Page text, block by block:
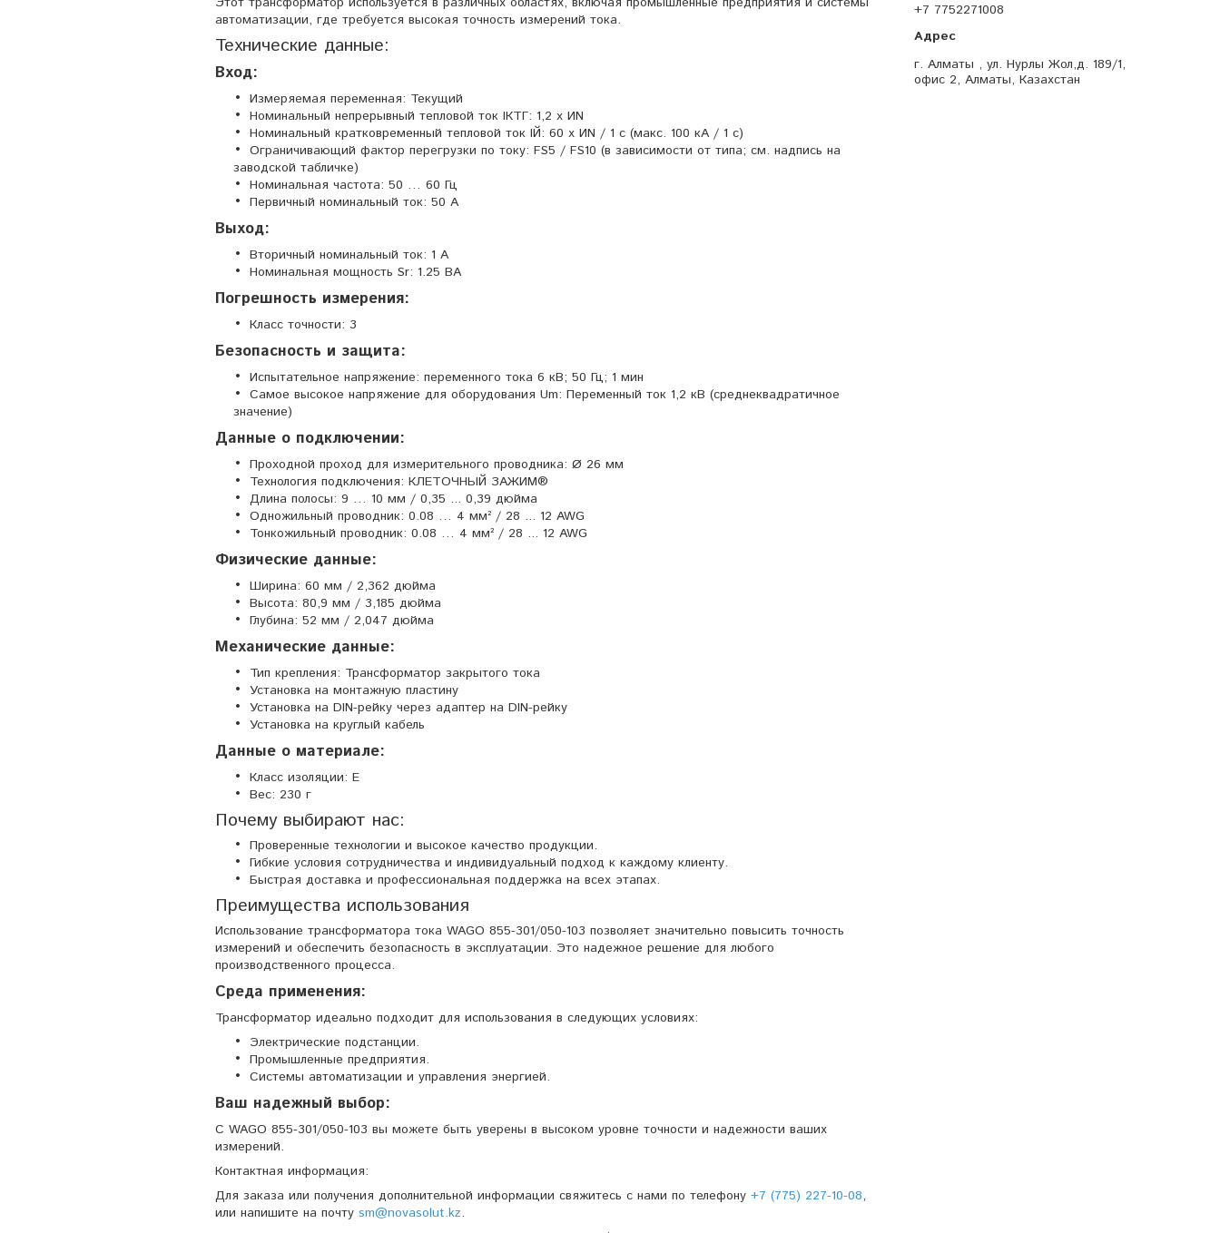
+7 7752271008
г. Алматы , ул. Нурлы Жол,д. 189/1,
офис 2, Алматы, Казахстан
автоматизации, где требуется высокая точность измерений тока.
Технические данные:
Вход:
Измеряемая переменная: Текущий
Номинальный непрерывный тепловой ток IКТГ: 1,2 х ИN
Номинальный кратковременный тепловой ток IЙ: 60 х ИN / 1 с (макс. 100 кА / 1 с)
Ограничивающий фактор перегрузки по току: FS5 / FS10 (в зависимости от типа; см. надпись на
заводской табличке)
Номинальная частота: 50 … 60 Гц
Первичный номинальный ток: 50 А
Выход:
Вторичный номинальный ток: 1 A
Номинальная мощность Sr: 1.25 ВА
Погрешность измерения:
Класс точности: 3
Безопасность и защита:
Испытательное напряжение: переменного тока 6 кВ; 50 Гц; 1 мин
Самое высокое напряжение для оборудования Um: Переменный ток 1,2 кВ (среднеквадратичное
значение)
Данные о подключении:
Проходной проход для измерительного проводника: Ø 26 мм
Технология подключения: КЛЕТОЧНЫЙ ЗАЖИМ®
Длина полосы: 9 … 10 мм / 0,35 ... 0,39 дюйма
Одножильный проводник: 0.08 … 4 мм² / 28 ... 12 AWG
Тонкожильный проводник: 0.08 … 4 мм² / 28 ... 12 AWG
Физические данные:
Ширина: 60 мм / 2,362 дюйма
Высота: 80,9 мм / 3,185 дюйма
Глубина: 52 мм / 2,047 дюйма
Механические данные:
Тип крепления: Трансформатор закрытого тока
Установка на монтажную пластину
Установка на DIN-рейку через адаптер на DIN-рейку
Установка на круглый кабель
Данные о материале:
Класс изоляции: E
Вес: 230 г
Почему выбирают нас:
Проверенные технологии и высокое качество продукции.
Гибкие условия сотрудничества и индивидуальный подход к каждому клиенту.
Быстрая доставка и профессиональная поддержка на всех этапах.
Преимущества использования
Использование трансформатора тока WAGO 855-301/050-103 позволяет значительно повысить точность
измерений и обеспечить безопасность в эксплуатации. Это надежное решение для любого
производственного процесса.
Среда применения:
Трансформатор идеально подходит для использования в следующих условиях:
Электрические подстанции.
Промышленные предприятия.
Системы автоматизации и управления энергией.
Ваш надежный выбор:
С WAGO 855-301/050-103 вы можете быть уверены в высоком уровне точности и надежности ваших
измерений.
Контактная информация:
Для заказа или получения дополнительной информации свяжитесь с нами по телефону +7 (775) 227-10-08,
или напишите на почту sm@novasolut.kz.